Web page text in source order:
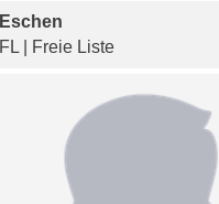
Eschen
FL | Freie Liste